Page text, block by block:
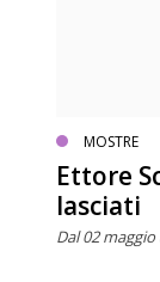
MOSTRE
Ettore
lasciati
Dal 02